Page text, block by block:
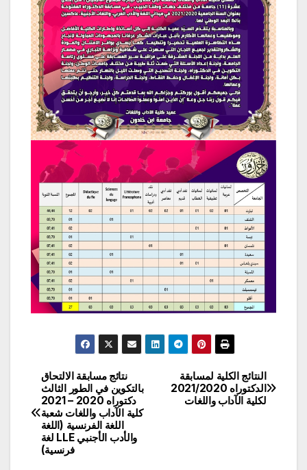
تصفّح
المقالات
نتائج مسابقة الالتحاق
بالتكوين في الطور الثالث
دكتوراه 2020 – 2021‎
كلية الآداب واللغات شعبة
اللغة الفرنسية (اللغة
والأدب الأجنبي LLE لغة
فرنسية)
النتائج الكلية لمسابقة
الدكتوراه 2021/2020
لكلية الآداب واللغات